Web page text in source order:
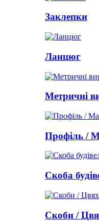
Заклепки
Ланцюг
Метричні
Профіль /
Скоба
Скоби /